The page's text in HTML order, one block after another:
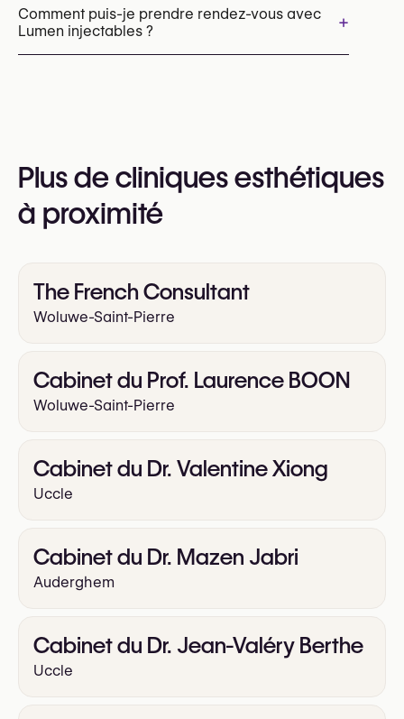
Radiesse (stimulateur de collagène)
Profhilo (skin booster)
Microneedling
PRP
Comment puis-je prendre rendez-vous avec
Lumen injectables ?
+
pour plus d’informations
https://lumeninjectables.be
Plus de cliniques esthétiques
à proximité
The French Consultant
Woluwe-Saint-Pierre
Cabinet du Prof. Laurence BOON
Woluwe-Saint-Pierre
Cabinet du Dr. Valentine Xiong
Uccle
Cabinet du Dr. Mazen Jabri
Auderghem
Cabinet du Dr. Jean-Valéry Berthe
Uccle